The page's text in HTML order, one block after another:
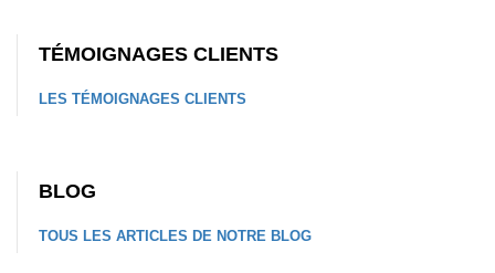
TÉMOIGNAGES CLIENTS
LES TÉMOIGNAGES CLIENTS
BLOG
TOUS LES ARTICLES DE NOTRE BLOG